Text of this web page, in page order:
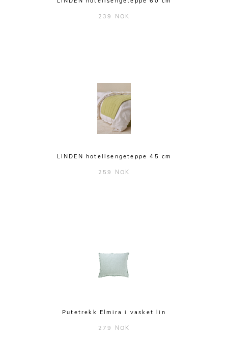
239 NOK
LINDEN hotellsengeteppe 45 cm
259 NOK
Putetrekk Elmira i vasket lin
279 NOK